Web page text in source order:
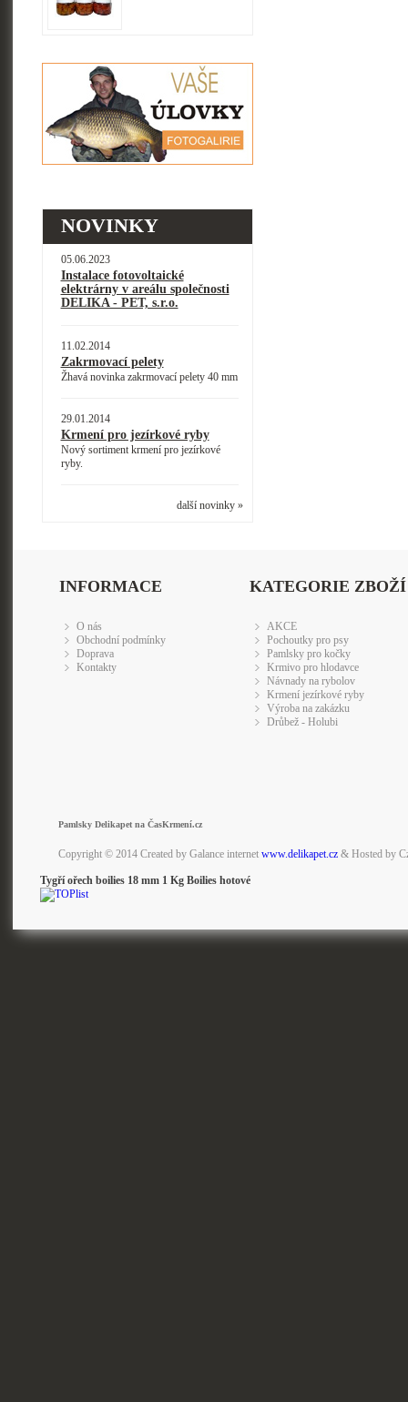
NOVINKY
05.06.2023
Instalace fotovoltaické
elektrárny v areálu společnosti
DELIKA - PET, s.r.o.
11.02.2014
Zakrmovací pelety
Žhavá novinka zakrmovací pelety 40 mm
29.01.2014
Krmení pro jezírkové ryby
Nový sortiment krmení pro jezírkové
ryby.
další novinky »
INFORMACE
O nás
Obchodní podmínky
Doprava
Kontakty
KATEGORIE ZBOŽÍ
AKCE
Pochoutky pro psy
Pamlsky pro kočky
Krmivo pro hlodavce
Návnady na rybolov
Krmení jezírkové ryby
Výroba na zakázku
Drůbež - Holubi
Pamlsky Delikapet na ČasKrmení.cz
Copyright © 2014 Created by Galance internet www.delikapet.cz& Hosted by
Tygří ořech boilies 18 mm 1 Kg Boilies hotové